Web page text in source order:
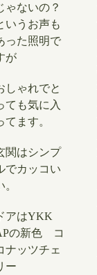
ゃないの？
いうお声も
った照明で
が
しゃれでと
ても気に入
てます。
関はシンプ
でカッコい
。
アはYKK
の新色 コ
ナッツチェ
ー